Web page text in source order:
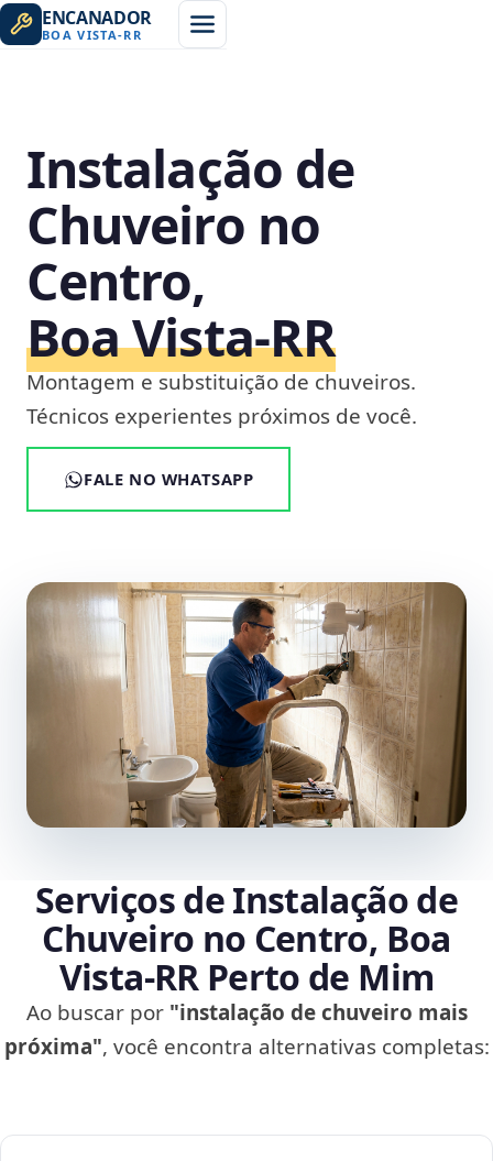
ENCANADOR
BOA VISTA-RR
Instalação de
Chuveiro no
Centro,
Boa Vista‑RR
Montagem e substituição de chuveiros.
Técnicos experientes próximos de você.
FALE NO WHATSAPP
Serviços de Instalação de
Chuveiro no Centro, Boa
Vista‑RR Perto de Mim
Ao buscar por "instalação de chuveiro mais
próxima", você encontra alternativas completas: